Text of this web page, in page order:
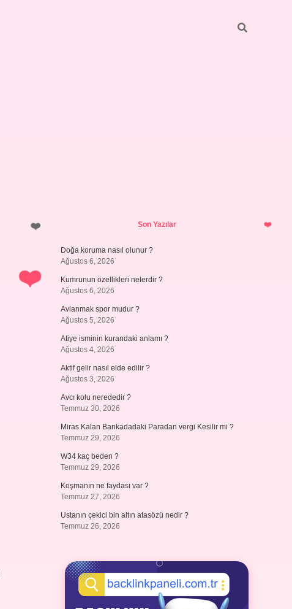
SidebarSon Yazılar
Doğa koruma nasıl olunur ?
Ağustos 6, 2026
Kumrunun özellikleri nelerdir ?
Ağustos 6, 2026
Avlanmak spor mudur ?
Ağustos 5, 2026
Atiye isminin kurandaki anlamı ?
Ağustos 4, 2026
Aktif gelir nasıl elde edilir ?
Ağustos 3, 2026
Avcı kolu nerededir ?
Temmuz 30, 2026
Miras Kalan Bankadadaki Paradan vergi Kesilir mi ?
Temmuz 29, 2026
W34 kaç beden ?
Temmuz 29, 2026
Koşmanın ne faydası var ?
Temmuz 27, 2026
Ustanın çekici bin altın atasözü nedir ?
Temmuz 26, 2026